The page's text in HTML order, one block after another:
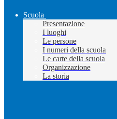
Scuola
Presentazione
I luoghi
Le persone
I numeri della scuola
Le carte della scuola
Organizzazione
La storia